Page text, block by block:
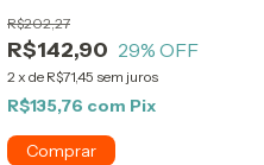
R$142,90
R$202,27
29% OFF
2 x de R$71,45 sem juros
R$135,76 com Pix